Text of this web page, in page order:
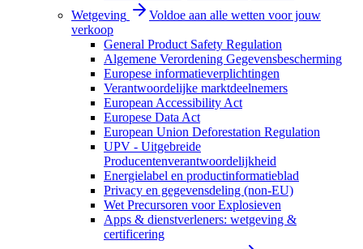
Wetgeving
Voldoe aan alle wetten voor jouw
verkoop
General Product Safety Regulation
Algemene Verordening Gegevensbescherming
Europese informatieverplichtingen
Verantwoordelijke marktdeelnemers
European Accessibility Act
Europese Data Act
European Union Deforestation Regulation
UPV - Uitgebreide
Producentenverantwoordelijkheid
Energielabel en productinformatieblad
Privacy en gegevensdeling (non-EU)
Wet Precursoren voor Explosieven
Apps & dienstverleners: wetgeving &
certificering